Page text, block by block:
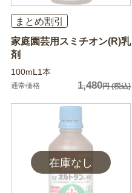
まとめ割引
家庭園芸用スミチオン(R)乳
剤
100mL1本
通常価格 1,480円(税込)